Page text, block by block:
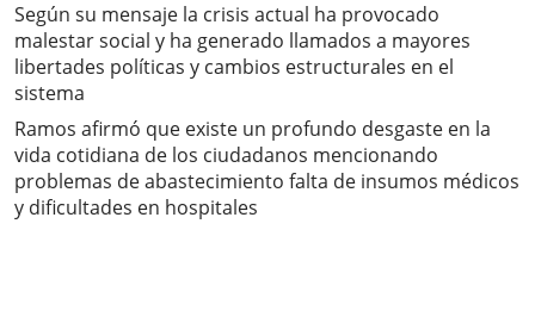
Según su mensaje la crisis actual ha provocado
malestar social y ha generado llamados a mayores
libertades políticas y cambios estructurales en el
sistema
Ramos afirmó que existe un profundo desgaste en la
vida cotidiana de los ciudadanos mencionando
problemas de abastecimiento falta de insumos médicos
y dificultades en hospitales